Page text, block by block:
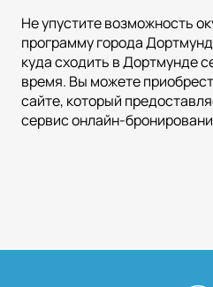
Не упустите возможность
программу города
куда сходить в Дортмунде
время. Вы можете
сайте, который
сервис онлайн-